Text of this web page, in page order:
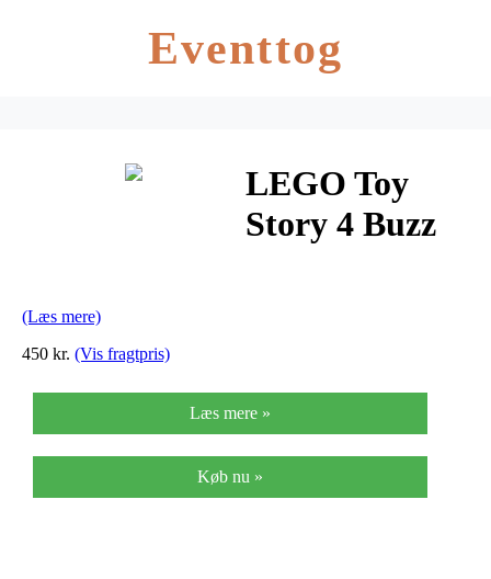
Eventtog
LEGO Toy
Story 4 Buzz
(Læs mere)
450 kr. (Vis fragtpris)
Læs mere »
Køb nu »